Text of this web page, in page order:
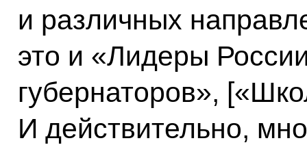
и различных
это и «Лидеры
губернаторов»,
И действительно,